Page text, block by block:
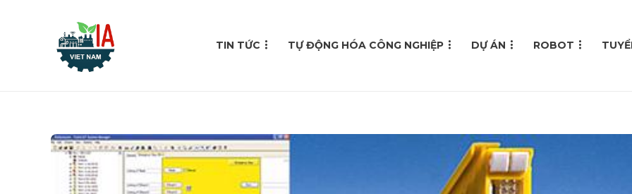
TIN TỨC TỰ ĐỘNG HÓA CÔNG NGHIỆP DỰ ÁN ROBOT